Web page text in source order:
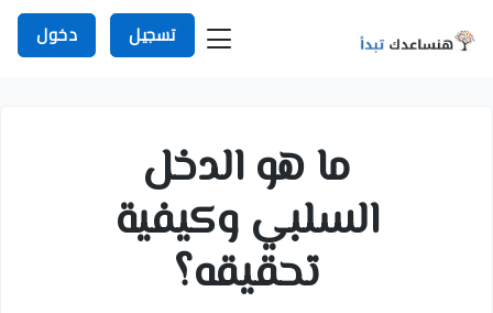
تسجيل دخول
ما هو الدخل
السلبي وكيفية
تحقيقه؟